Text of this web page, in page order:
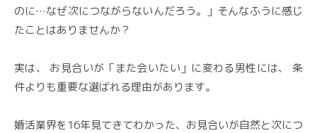
のに…なぜ次につながらないんだろう。」そんなふうに感じ
たことはありませんか？
実は、 お見合いが「また会いたい」に変わる男性には、 条
件よりも重要な選ばれる理由があります。
婚活業界を16年見てきてわかった、お見合いが自然と次につ